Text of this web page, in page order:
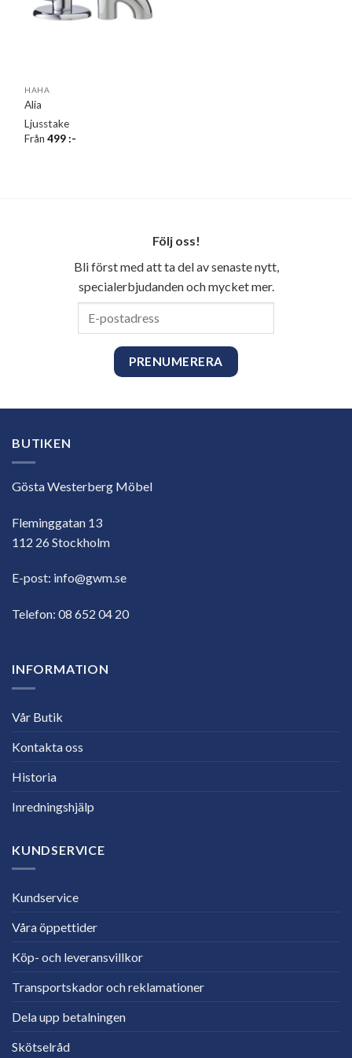
HAHA
Alia
Ljusstake
Från499:-
Följ oss!
Bli först med att ta del av senaste nytt,
specialerbjudanden och mycket mer.
BUTIKEN
Gösta Westerberg Möbel
Fleminggatan 13
112 26 Stockholm
E-post: info@gwm.se
Telefon: 08 652 04 20
INFORMATION
Vår Butik
Kontakta oss
Historia
Inredningshjälp
KUNDSERVICE
Kundservice
Våra öppettider
Köp- och leveransvillkor
Transportskador och reklamationer
Dela upp betalningen
Skötselråd